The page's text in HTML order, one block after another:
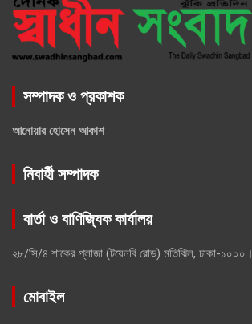
সম্পাদক ও প্রকাশক
আনোয়ার হোসেন আকাশ
নিবার্হী সম্পাদক
বার্তা ও বাণিজ্যিক কার্যালয়
২৮/সি/৪ শাকের প্লাজা (টয়েনবি রোড) মতিঝিল, ঢাকা-১০০০।
মোবাইল